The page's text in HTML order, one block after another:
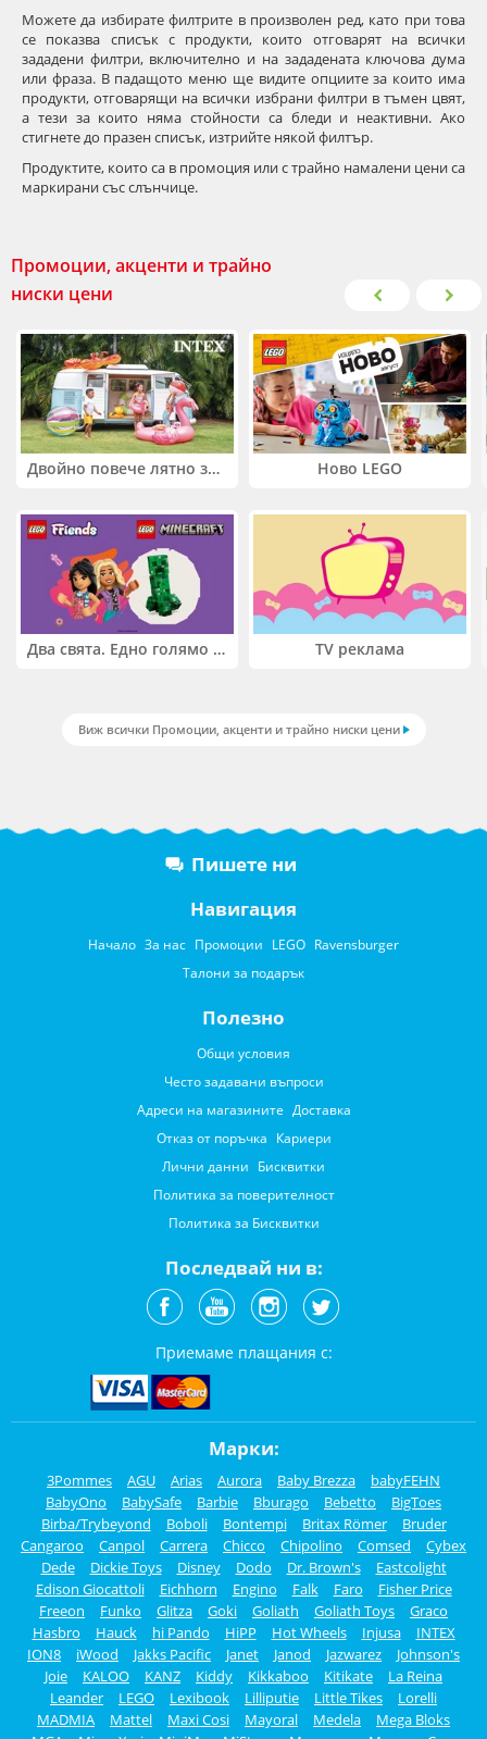
Можете да избирате филтрите в произволен ред, като при това
се показва списък с продукти, които отговарят на всички
зададени филтри, включително и на зададената ключова дума
или фраза. В падащото меню ще видите опциите за които има
продукти, отговарящи на всички избрани филтри в тъмен цвят,
а тези за които няма стойности са бледи и неактивни. Ако
стигнете до празен списък, изтрийте някой филтър.
Продуктите, които са в промоция или с трайно намалени цени са
маркирани със слънчице.
Промоции, акценти и трайно
ниски цени
Двойно повече лятно забавление! Купи 2 продукта INTEX и вземи -33%
Два свята. Едно голямо приключение. Купи 2 продукта LEGO® Friends и/или LEGO® Minecraft и вземи -27%
Ново LEGO
TV реклама
Виж всички Промоции, акценти и трайно ниски цени
Пишете ни
Навигация
Начало За нас Промоции LEGO Ravensburger
Талони за подарък
Полезно
Общи условия
Често задавани въпроси
Адреси на магазините Доставка
Отказ от поръчка Кариери
Лични данни Бисквитки
Политика за поверителност
Политика за Бисквитки
Последвай ни в:
Приемаме плащания с:
Марки:
3Pommes AGU Arias Aurora Baby Brezza
babyFEHN
BabyOno
BabySafe Barbie Bburago Bebetto
BigToes
Birba/Trybeyond
Boboli Bontempi Britax Römer
Bruder
Cangaroo
Canpol Carrera Chicco Chipolino Comsed
Cybex
Dede
Dickie Toys Disney Dodo Dr. Brown's
Eastcolight
Edison Giocattoli
Eichhorn Engino Falk Faro
Fisher Price
Freeon
Funko Glitza Goki Goliath Goliath Toys
Graco
Hasbro
Hauck hi Pando HiPP Hot Wheels Injusa
INTEX
ION8
iWood Jakks Pacific Janet Janod Jazwarez
Johnson's
Joie
KALOO KANZ Kiddy Kikkaboo Kitikate
La Reina
Leander
LEGO Lexibook Lilliputie Little Tikes
Lorelli
MADMIA
Mattel Maxi Cosi Mayoral Medela
Mega Bloks